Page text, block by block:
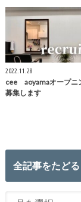
2022.11.28
cee aoyamaオープニ
募集します
全記事をたどる